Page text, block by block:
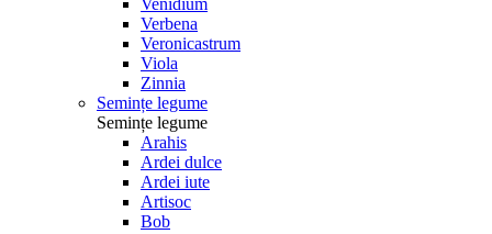
Venidium
Verbena
Veronicastrum
Viola
Zinnia
Semințe legume
Semințe legume
Arahis
Ardei dulce
Ardei iute
Artisoc
Bob